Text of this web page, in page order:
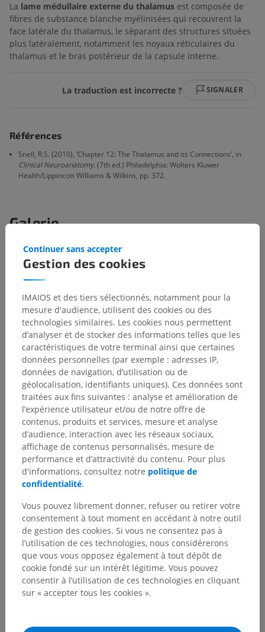
La lame médullaire externe du thalamus est composée de
fibres de substance blanche myélinisées qui recouvrent la
face latérale du thalamus, le séparant des structures situées
plus latéralement, notamment les noyaux réticulaires du
thalamus et le bras postérieur de la capsule interne.
La traduction est incorrecte ? SIGNALER
Références
Snell, R.S. (2010). ‘Chapter 12: The Thalamus and its Connections’, in
Clinical Neuroanatomy.(7th ed.) Philadelphia: Wolters Kluwer
Health/Lippincott Williams & Wilkins, pp. 372.
Galerie
Hiérarchie anatomique
Anatomie humaine 2
Anatomie humaine 1
Système nerveux central> Encéphale >
Prosencéphale> Diencéphale> Thalamus >
Substance blanche du thalamus>
Lame médullaire latérale
Structures sous-jacentes :Il n'y a aucune structure
sous-jacente
Gestion des cookies
Continuer sans accepter
IMAIOS et des tiers sélectionnés, notamment pour la
mesure d'audience, utilisent des cookies ou des
technologies similaires. Les cookies nous permettent
d’analyser et de stocker des informations telles que les
caractéristiques de votre terminal ainsi que certaines
données personnelles (par exemple : adresses IP,
données de navigation, d’utilisation ou de
géolocalisation, identifiants uniques). Ces données sont
traitées aux fins suivantes : analyse et amélioration de
l’expérience utilisateur et/ou de notre offre de
contenus, produits et services, mesure et analyse
d’audience, interaction avec les réseaux sociaux,
affichage de contenus personnalisés, mesure de
performance et d’attractivité du contenu. Pour plus
d'informations, consultez notre politique de
confidentialité.
Vous pouvez librement donner, refuser ou retirer votre
consentement à tout moment en accédant à notre outil
de gestion des cookies. Si vous ne consentez pas à
l’utilisation de ces technologies, nous considérerons
que vous vous opposez également à tout dépôt de
cookie fondé sur un intérêt légitime. Vous pouvez
consentir à l’utilisation de ces technologies en cliquant
sur « accepter tous les cookies ».